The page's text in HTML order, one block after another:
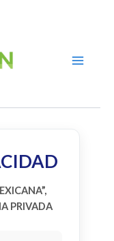
PRIVADA